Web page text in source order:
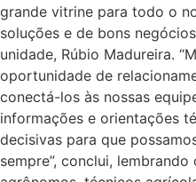
grande vitrine para todo o
soluções e de bons
unidade, Rúbio Madureira.
oportunidade de
conectá-los às nossas
informações e orientações
decisivas para que
sempre”, conclui,